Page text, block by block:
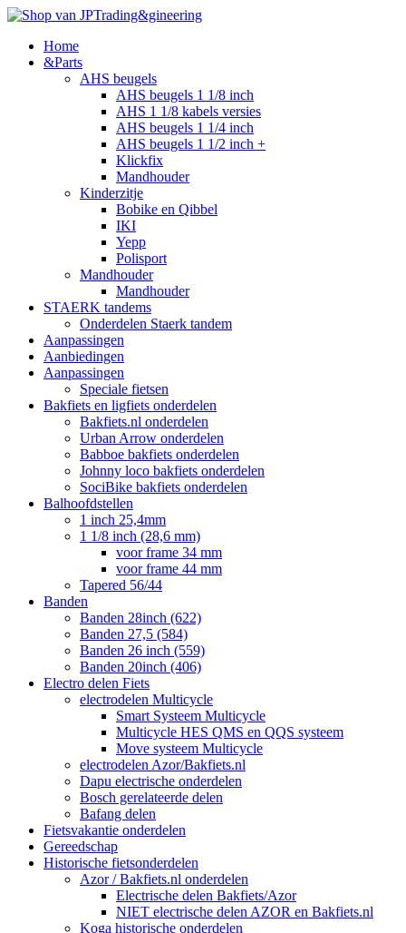
Home
&Parts
AHS beugels
AHS beugels 1 1/8 inch
AHS 1 1/8 kabels versies
AHS beugels 1 1/4 inch
AHS beugels 1 1/2 inch +
Klickfix
Mandhouder
Kinderzitje
Bobike en Qibbel
IKI
Yepp
Polisport
Mandhouder
Mandhouder
STAERK tandems
Onderdelen Staerk tandem
Aanpassingen
Aanbiedingen
Aanpassingen
Speciale fietsen
Bakfiets en ligfiets onderdelen
Bakfiets.nl onderdelen
Urban Arrow onderdelen
Babboe bakfiets onderdelen
Johnny loco bakfiets onderdelen
SociBike bakfiets onderdelen
Balhoofdstellen
1 inch 25,4mm
1 1/8 inch (28,6 mm)
voor frame 34 mm
voor frame 44 mm
Tapered 56/44
Banden
Banden 28inch (622)
Banden 27,5 (584)
Banden 26 inch (559)
Banden 20inch (406)
Electro delen Fiets
electrodelen Multicycle
Smart Systeem Multicycle
Multicycle HES QMS en QQS systeem
Move systeem Multicycle
electrodelen Azor/Bakfiets.nl
Dapu electrische onderdelen
Bosch gerelateerde delen
Bafang delen
Fietsvakantie onderdelen
Gereedschap
Historische fietsonderdelen
Azor / Bakfiets.nl onderdelen
Electrische delen Bakfiets/Azor
NIET electrische delen AZOR en Bakfiets.nl
Koga historische onderdelen